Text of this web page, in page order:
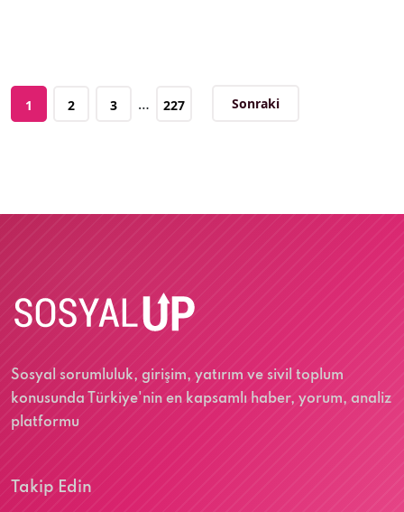
1 2 3 … 227 Sonraki
Sosyal sorumluluk, girişim, yatırım ve sivil toplum
konusunda Türkiye'nin en kapsamlı haber, yorum, analiz
platformu
Takip Edin